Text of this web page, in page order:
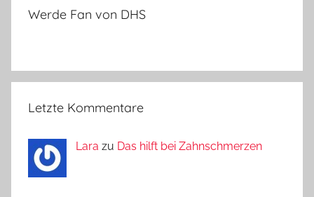
Werde Fan von DHS
Letzte Kommentare
Lara zu Das hilft bei Zahnschmerzen